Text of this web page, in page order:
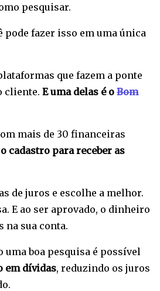
pesquisar.
pode fazer isso em uma única
que fazem a ponte
cliente. E uma delas é o Bom
mais de 30 financeiras
cadastro para receber as
de juros e escolhe a melhor.
E ao ser aprovado, o dinheiro
na sua conta.
uma boa pesquisa é possível
em dívidas, reduzindo os juros